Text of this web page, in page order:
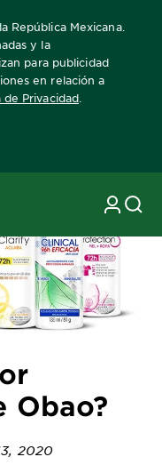
República Mexicana.
y la
para publicidad
en relación a
de Privacidad
desodorantes
Obao?
2020